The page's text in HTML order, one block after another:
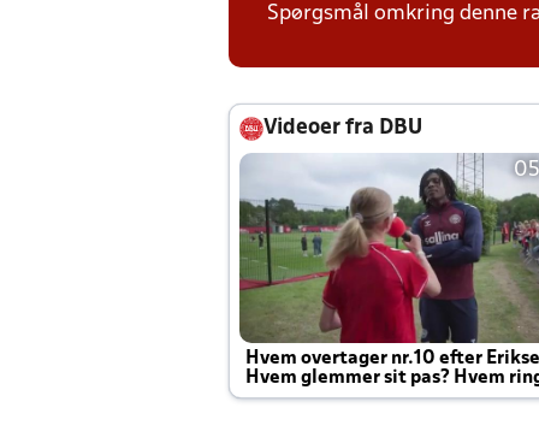
Spørgsmål omkring denne
Videoer fra DBU
Hvem overtager nr.10 efter
Hvem glemmer sit pas? Hvem
Joachim altid til efter kampe?